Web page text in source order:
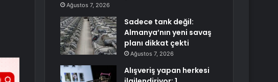
Ağustos 7, 2026
Sadece tank değil:
Almanya’nın yeni savaş
planı dikkat çekti
Ağustos 7, 2026
Alışveriş yapan herkesi